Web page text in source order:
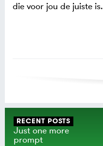
die voor jou de juiste is.
RECENT POSTS
Just one more
prompt